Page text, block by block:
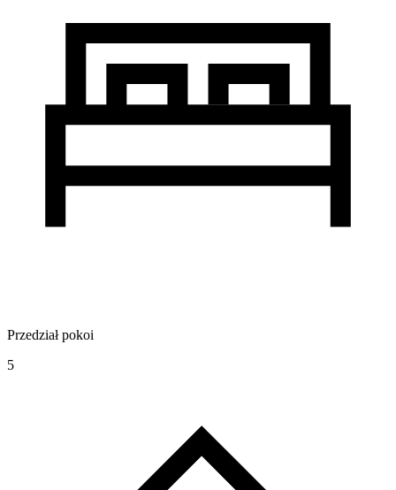
Przedział pokoi
5